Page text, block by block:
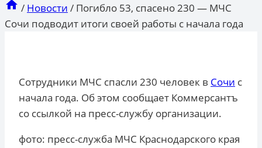
/ Новости / Погибло 53, спасено 230 — МЧС
Сочи подводит итоги своей работы с начала года
Сотрудники МЧС спасли 230 человек в Сочи с
начала года. Об этом сообщает Коммерсантъ
со ссылкой на пресс-службу организации.
фото: пресс-служба МЧС Краснодарского края